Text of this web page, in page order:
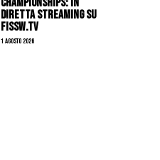
DIRETTA STREAMING SU
FISSW.TV
1 Agosto 2026